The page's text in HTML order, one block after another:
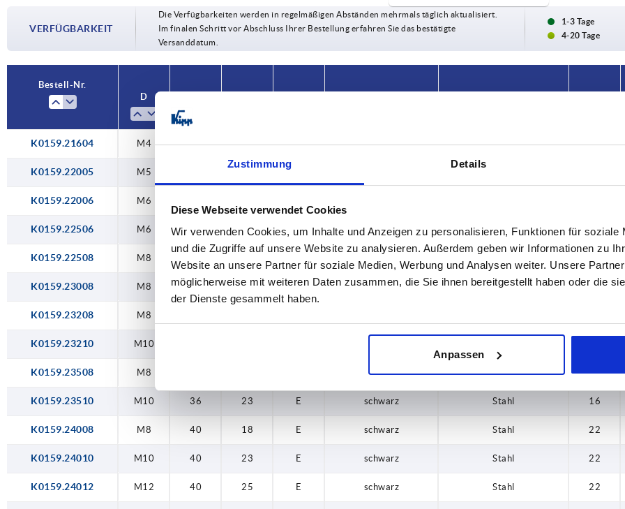
Zustimmung Details
Diese Webseite verwendet Cookies
Wir verwenden Cookies, um Inhalte und Anzeigen zu personalisieren, Funktionen für soziale
und die Zugriffe auf unsere Website zu analysieren. Außerdem geben wir Informationen zu
Website an unsere Partner für soziale Medien, Werbung und Analysen weiter. Unsere
möglicherweise mit weiteren Daten zusammen, die Sie ihnen bereitgestellt haben oder die
der Dienste gesammelt haben.
Anpassen
M8
M12
25
30
50
10
12
25
VERFÜGBARKEIT
Die Verfügbarkeiten werden in regelmäßigen Abständen mehrmals täglich aktualisiert.
Im finalen Schritt vor Abschluss Ihrer Bestellung erfahren Sie das bestätigte
Versanddatum.
1-3 Tage
4-20 Tage
Bestell-Nr.
D
K0159.21604 M4 16 10 E schwarz Messing 8
K0159.22005 M5
K0159.22006 M6
K0159.22506 M6 25 15 E schwarz Stahl 15
K0159.22508 M8 schwarz
K0159.23008 M8 30 15 E schwarz Messing 15
K0159.23208 M8
K0159.23210 M10
K0159.23508 M8 schwarz Stahl 16
K0159.23510 M10 36 23 E schwarz Stahl 16
K0159.24008 M8 40 18 E schwarz Stahl 22
K0159.24010 M10 40 23 E schwarz Stahl 22
K0159.24012 M12 40 25 E schwarz Stahl 22